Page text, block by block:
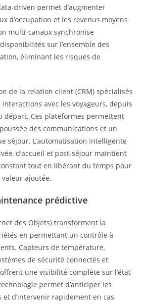
driven permet d’augmenter
d’occupation et les revenus moyens
multi-canaux synchronise
sur l’ensemble des
éliminant les risques de
de la relation client (CRM) spécialisés
avec les voyageurs, depuis
départ. Ces plateformes permettent
des communications et un
séjour. L’automatisation intelligente
d’accueil et post-séjour maintient
tout en libérant du temps pour
ajoutée.
prédictive
des Objets) transforment la
en permettant un contrôle à
Capteurs de température,
de sécurité connectés et
une visibilité complète sur l’état
permet d’anticiper les
d’intervenir rapidement en cas